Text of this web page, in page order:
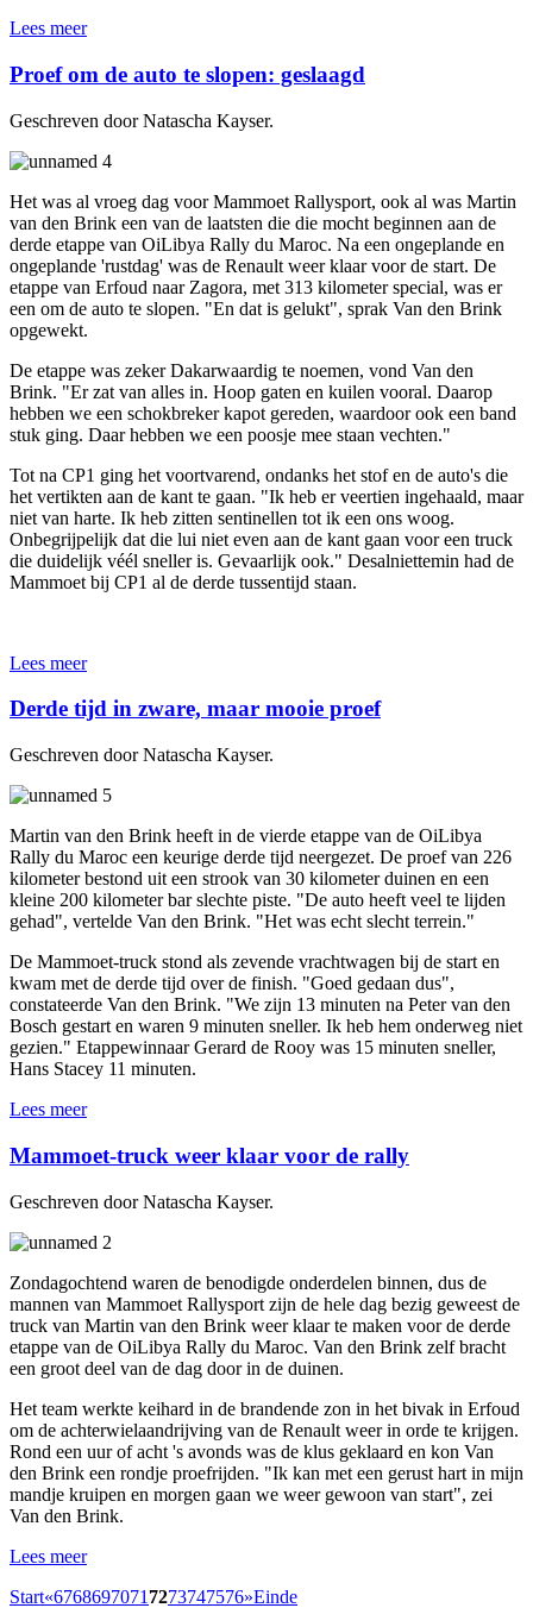
Lees meer
Proef om de auto te slopen: geslaagd
Geschreven door Natascha Kayser.
Het was al vroeg dag voor Mammoet Rallysport, ook al was Martin
van den Brink een van de laatsten die die mocht beginnen aan de
derde etappe van OiLibya Rally du Maroc. Na een ongeplande en
ongeplande 'rustdag' was de Renault weer klaar voor de start. De
etappe van Erfoud naar Zagora, met 313 kilometer special, was er
een om de auto te slopen. "En dat is gelukt", sprak Van den Brink
opgewekt.
De etappe was zeker Dakarwaardig te noemen, vond Van den
Brink. "Er zat van alles in. Hoop gaten en kuilen vooral. Daarop
hebben we een schokbreker kapot gereden, waardoor ook een band
stuk ging. Daar hebben we een poosje mee staan vechten."
Tot na CP1 ging het voortvarend, ondanks het stof en de auto's die
het vertikten aan de kant te gaan. "Ik heb er veertien ingehaald, maar
niet van harte. Ik heb zitten sentinellen tot ik een ons woog.
Onbegrijpelijk dat die lui niet even aan de kant gaan voor een truck
die duidelijk véél sneller is. Gevaarlijk ook." Desalniettemin had de
Mammoet bij CP1 al de derde tussentijd staan.
Lees meer
Derde tijd in zware, maar mooie proef
Geschreven door Natascha Kayser.
Martin van den Brink heeft in de vierde etappe van de OiLibya
Rally du Maroc een keurige derde tijd neergezet. De proef van 226
kilometer bestond uit een strook van 30 kilometer duinen en een
kleine 200 kilometer bar slechte piste. "De auto heeft veel te lijden
gehad", vertelde Van den Brink. "Het was echt slecht terrein."
De Mammoet-truck stond als zevende vrachtwagen bij de start en
kwam met de derde tijd over de finish. "Goed gedaan dus",
constateerde Van den Brink. "We zijn 13 minuten na Peter van den
Bosch gestart en waren 9 minuten sneller. Ik heb hem onderweg niet
gezien." Etappewinnaar Gerard de Rooy was 15 minuten sneller,
Hans Stacey 11 minuten.
Lees meer
Mammoet-truck weer klaar voor de rally
Geschreven door Natascha Kayser.
Zondagochtend waren de benodigde onderdelen binnen, dus de
mannen van Mammoet Rallysport zijn de hele dag bezig geweest de
truck van Martin van den Brink weer klaar te maken voor de derde
etappe van de OiLibya Rally du Maroc. Van den Brink zelf bracht
een groot deel van de dag door in de duinen.
Het team werkte keihard in de brandende zon in het bivak in Erfoud
om de achterwielaandrijving van de Renault weer in orde te krijgen.
Rond een uur of acht 's avonds was de klus geklaard en kon Van
den Brink een rondje proefrijden. "Ik kan met een gerust hart in mijn
mandje kruipen en morgen gaan we weer gewoon van start", zei
Van den Brink.
Lees meer
Start«6768697071 7273747576»Einde